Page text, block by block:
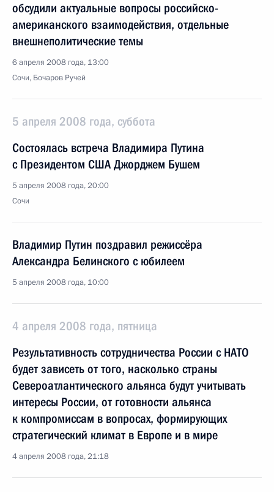
обсудили актуальные вопросы российско-
американского взаимодействия, отдельные
внешнеполитические темы
6 апреля 2008 года, 13:00
Сочи, Бочаров Ручей
5 апреля 2008 года, суббота
Состоялась встреча Владимира Путина
с Президентом США Джорджем Бушем
5 апреля 2008 года, 20:00
Сочи
Владимир Путин поздравил режиссёра
Александра Белинского с юбилеем
5 апреля 2008 года, 10:00
4 апреля 2008 года, пятница
Результативность сотрудничества России с НАТО
будет зависеть от того, насколько страны
Североатлантического альянса будут учитывать
интересы России, от готовности альянса
к компромиссам в вопросах, формирующих
стратегический климат в Европе и в мире
4 апреля 2008 года, 21:18